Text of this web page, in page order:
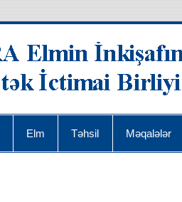
Elm Təhsil Məqalələr